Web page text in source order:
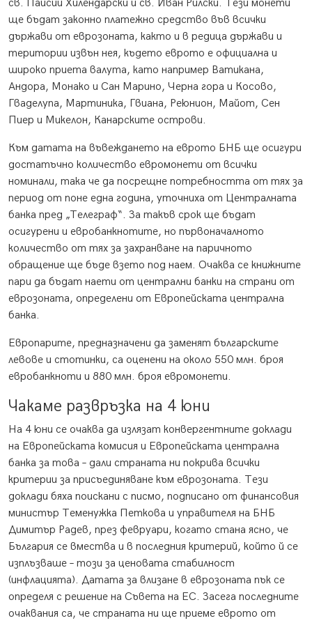
св. Паисий Хилендарски и св. Иван Рилски. Тези монети
ще бъдат законно платежно средство във всички
държави от еврозоната, както и в редица държави и
територии извън нея, където еврото е официална и
широко приета валута, като например Ватикана,
Андора, Монако и Сан Марино, Черна гора и Косово,
Гваделупа, Мартиника, Гвиана, Реюнион, Майот, Сен
Пиер и Микелон, Канарските острови.
Към датата на въвеждането на еврото БНБ ще осигури
достатъчно количество евромонети от всички
номинали, така че да посрещне потребността от тях за
период от поне една година, уточниха от Централната
банка пред „Телеграф“. За такъв срок ще бъдат
осигурени и евробанкнотите, но първоначалното
количество от тях за захранване на паричното
обращение ще бъде взето под наем. Очаква се книжните
пари да бъдат наети от централни банки на страни от
еврозоната, определени от Европейската централна
банка.
Европарите, предназначени да заменят българските
левове и стотинки, са оценени на около 550 млн. броя
евробанкноти и 880 млн. броя евромонети.
Чакаме развръзка на 4 юни
На 4 юни се очаква да излязат конвергентните доклади
на Европейската комисия и Европейската централна
банка за това – дали страната ни покрива всички
критерии за присъединяване към еврозоната. Тези
доклади бяха поискани с писмо, подписано от финансовия
министър Теменужка Петкова и управителя на БНБ
Димитър Радев, през февруари, когато стана ясно, че
България се вмества и в последния критерий, който й се
изплъзваше – този за ценовата стабилност
(инфлацията). Датата за влизане в еврозоната пък се
определя с решение на Съвета на ЕС. Засега последните
очаквания са, че страната ни ще приеме еврото от